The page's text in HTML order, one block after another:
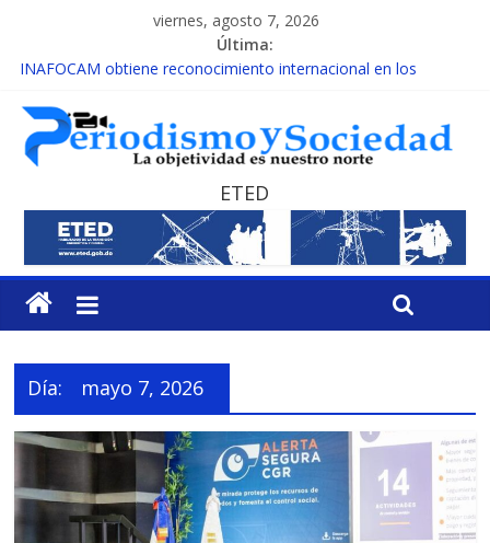
viernes, agosto 7, 2026
Última:
INAFOCAM obtiene reconocimiento internacional en los
15 de febrero de cada año es Día Nacional de la lucha contra el
cáncer infantil
EL ENFOQUE UNILATERAL DE LA COALICIÓN
MESCyT y Universidad Albizu apoyarán rehabilitación de
reclusos
MESCyT presenta calendario de Consulta Nacional por la
Educación
ETED
Día: mayo 7, 2026